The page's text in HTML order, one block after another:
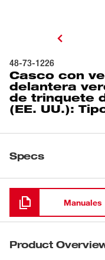
48-73-1226
Casco con
delantera
de trinquete
(EE. UU.):
Specs
Cargando
Manuales
Product